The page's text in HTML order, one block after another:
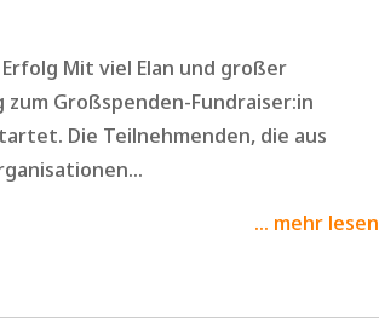
Mit viel Elan und großer
Großspenden-Fundraiser:in
Die Teilnehmenden, die aus
mehr lesen